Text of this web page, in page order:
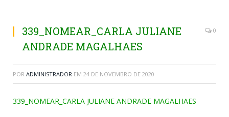
339_NOMEAR_CARLA JULIANE
ANDRADE MAGALHAES
0
POR ADMINISTRADOR EM 24 DE NOVEMBRO DE 2020
339_NOMEAR_CARLA JULIANE ANDRADE MAGALHAES